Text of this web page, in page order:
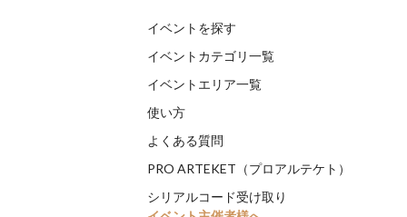
イベントを探す
イベントカテゴリ一覧
イベントエリア一覧
使い方
よくある質問
PRO ARTEKET（プロアルテケト）
シリアルコード受け取り